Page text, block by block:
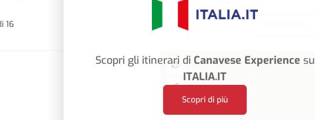
16
Scopri gli itinerari di Canavese Experience su
ITALIA.IT
Scopri di più